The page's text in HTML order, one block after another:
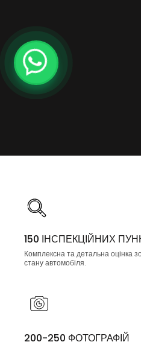
150 ІНСПЕКЦІЙНИХ
Комплексна та детальна оцінка
стану автомобіля.
200-250 ФОТОГРАФІЙ